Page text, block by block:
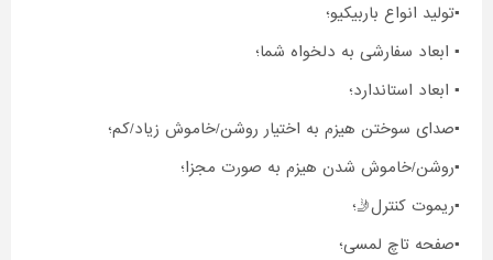
▪️تولید انواع باربیکیو؛
▪️ ابعاد سفارشی به دلخواه شما؛
▪️ ابعاد استاندارد؛
▪️صدای سوختن هیزم به اختیار روشن/خاموش زیاد/کم؛
▪️روشن/خاموش شدن هیزم به صورت مجزا؛
▪️ریموت کنترل🤳؛
▪️صفحه تاچ لمسی؛